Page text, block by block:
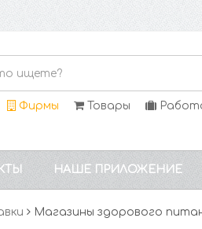
Фирмы Товары
НАШЕ ПРИЛОЖЕНИЕ
Магазины здорового